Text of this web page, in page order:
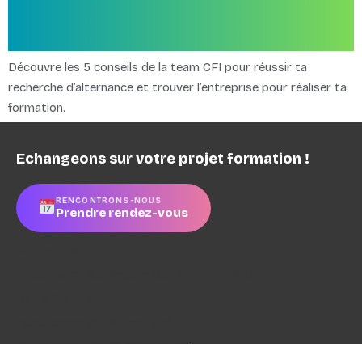
Découvre les 5 conseils de la team CFI pour réussir ta
recherche d’alternance et trouver l’entreprise pour réaliser ta
formation.
Echangeons sur votre projet formation !
RENCONTRONS-NOUS
Prendre rendez-vous